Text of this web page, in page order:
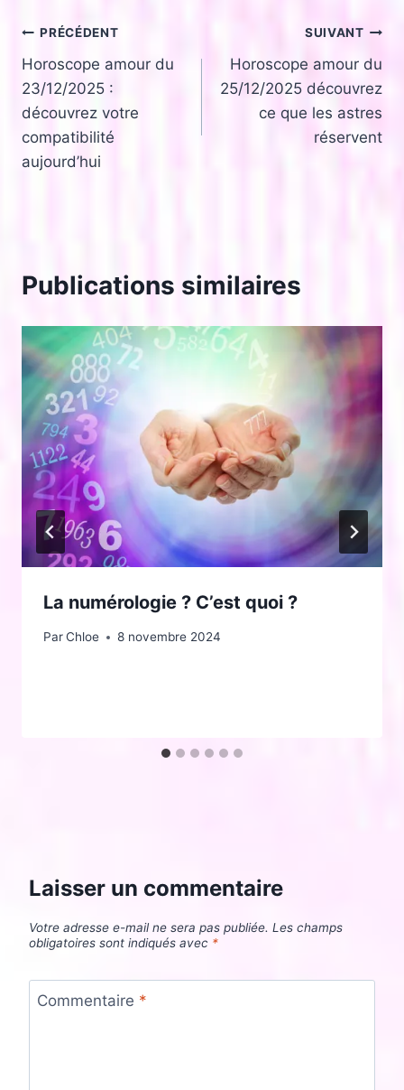
Navigation
de
l’article
PRÉCÉDENT
Horoscope amour du
23/12/2025 :
découvrez votre
compatibilité
aujourd’hui
SUIVANT
Horoscope amour du
25/12/2025 découvrez
ce que les astres
réservent
Publications similaires
La numérologie ? C’est quoi ?
ParChloe 8 novembre 2024
Laisser un commentaire
Votre adresse e-mail ne sera pas publiée. Les champs
obligatoires sont indiqués avec *
Commentaire *